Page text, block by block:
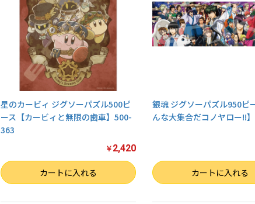
星のカービィ ジグソーパズル500ピ
ース【カービィと無限の歯車】500-
363
￥ 2,420
数量 カートに入れる
銀魂 ジグソーパズル950ピ
んな大集合だコノヤロー!!
数量 カートに入れる